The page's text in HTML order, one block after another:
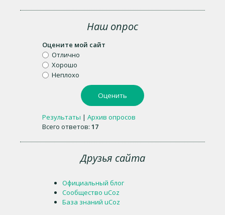
Наш опрос
Оцените мой сайт
Отлично
Хорошо
Неплохо
Результаты | Архив опросов
Всего ответов: 17
Друзья сайта
Официальный блог
Сообщество uCoz
База знаний uCoz